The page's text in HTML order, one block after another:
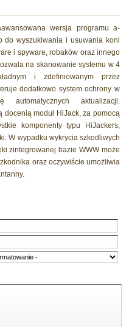
wersja programu a-
do wyszukiwania i usuwania koni
i spyware, robaków oraz innego
na skanowanie systemu w 4
i zdefiniowanym przez
dodatkowo system ochrony w
aktualizacji.
moduł HiJack, za pomocą
komponenty typu HiJackers,
W wypadku wykrycia szkodliwych
zintegrowanej bazie WWW może
oraz oczywiście umożliwia